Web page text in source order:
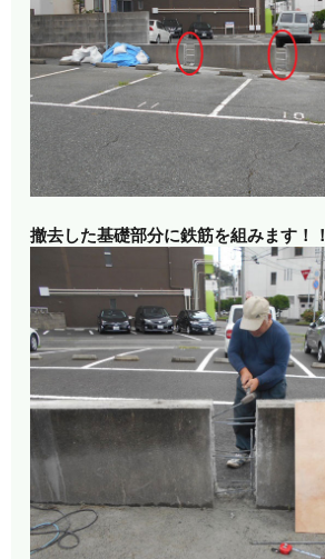
撤去した基礎部分に鉄筋を組みます！！